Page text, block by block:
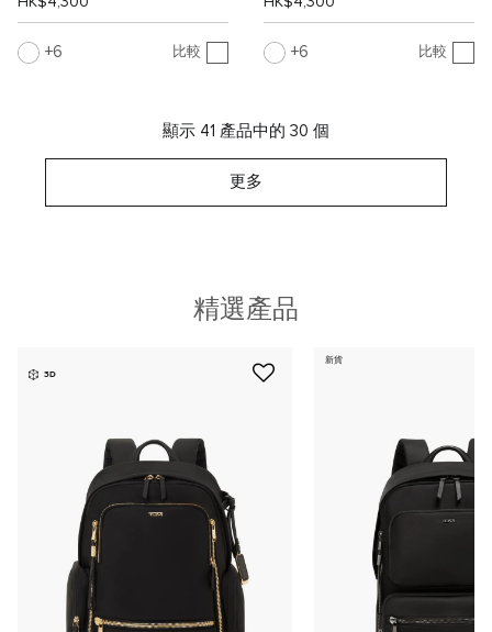
6 比較 6 比較
顯示 41 產品中的 30 個
更多
精選產品
3D
新貨